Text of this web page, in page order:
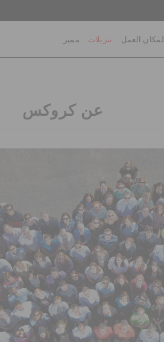
العمل تنزيلات مميز
عن كروكس